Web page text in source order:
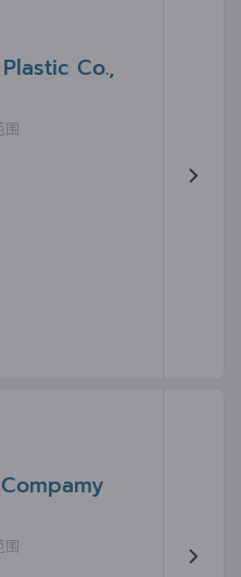
Co.,
围
围